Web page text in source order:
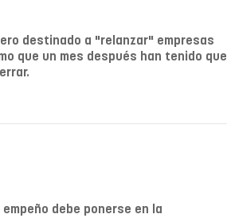
destinado a "relanzar" empresas
que un mes después han tenido que
debe ponerse en la